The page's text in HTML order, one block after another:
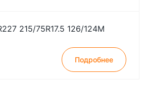
215/75R17.5 126/124M
Подробнее